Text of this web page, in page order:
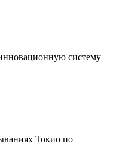
систему
Токио по